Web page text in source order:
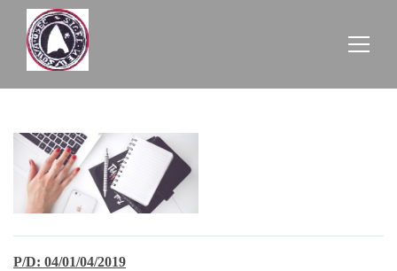
ZE SCHŮZÍ
ÚŘEDNÍ DESKA
P/D: 04/01/04/2019